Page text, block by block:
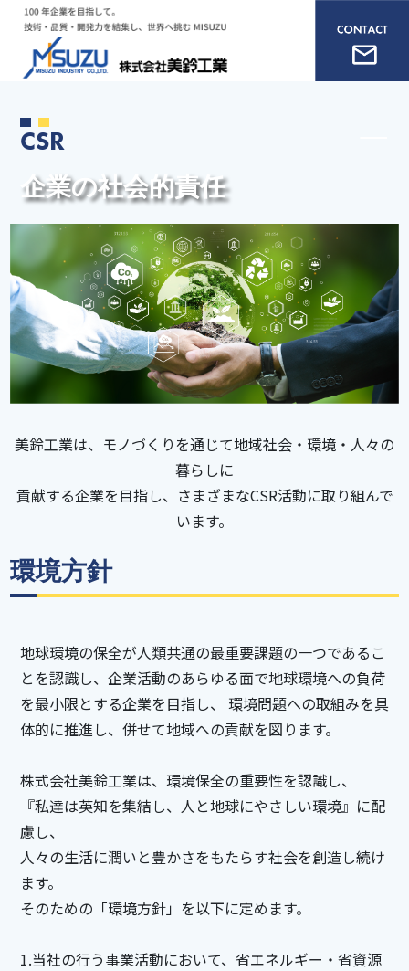
CSR
企業の社会的責任
美鈴工業は、モノづくりを通じて地域社会・環境・人々の
暮らしに
貢献する企業を目指し、さまざまなCSR活動に取り組んで
います。
環境方針
地球環境の保全が人類共通の最重要課題の一つであるこ
とを認識し、企業活動のあらゆる面で地球環境への負荷
を最小限とする企業を目指し、 環境問題への取組みを具
体的に推進し、併せて地域への貢献を図ります。
株式会社美鈴工業は、環境保全の重要性を認識し、
『私達は英知を集結し、人と地球にやさしい環境』に配
慮し、
人々の生活に潤いと豊かさをもたらす社会を創造し続け
ます。
そのための「環境方針」を以下に定めます。
1.当社の行う事業活動において、省エネルギー・省資源